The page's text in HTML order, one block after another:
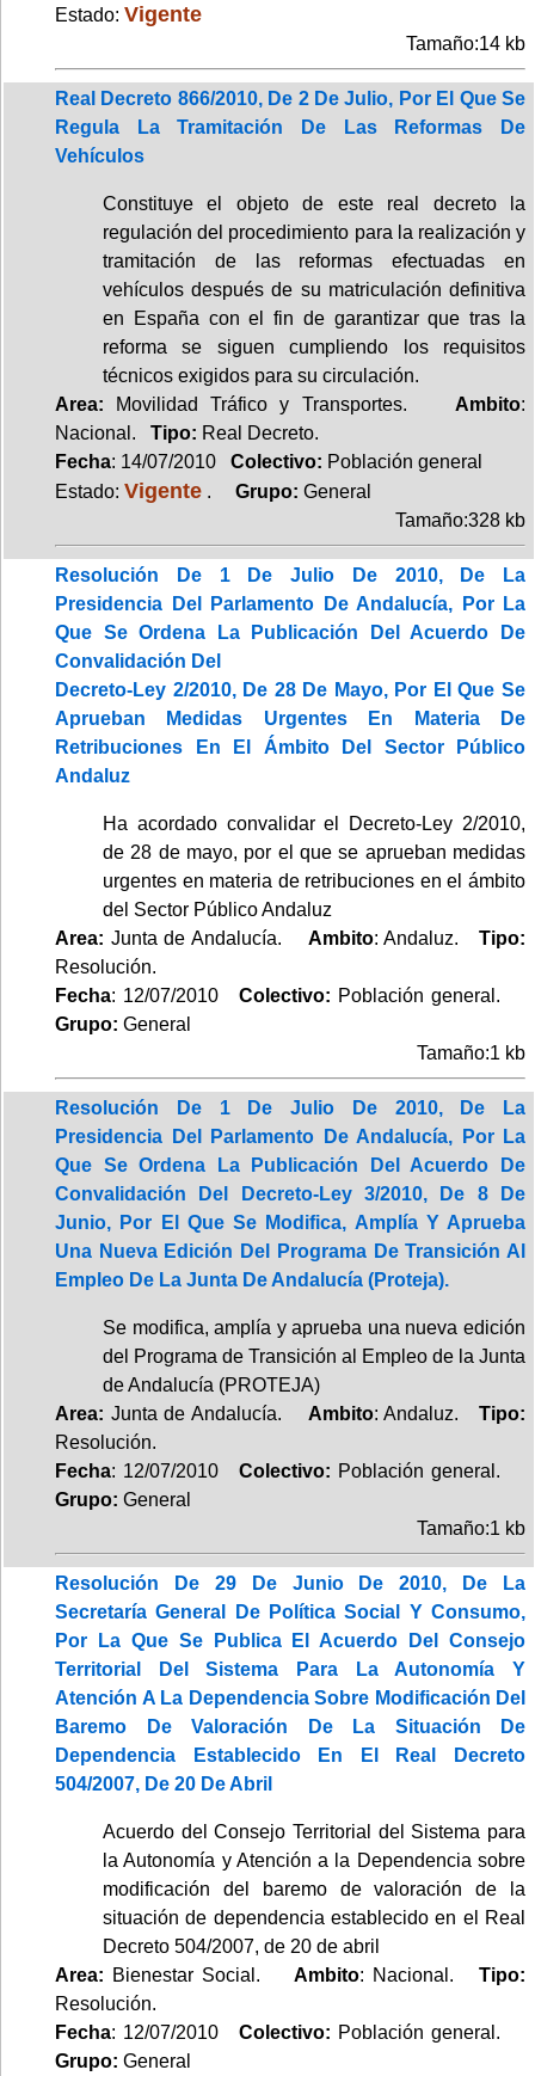
Estado: Vigente
Tamaño:14 kb
Real Decreto 866/2010, De 2 De Julio, Por El Que Se
Regula La Tramitación De Las Reformas De
Vehículos
Constituye el objeto de este real decreto la
regulación del procedimiento para la realización y
tramitación de las reformas efectuadas en
vehículos después de su matriculación definitiva
en España con el fin de garantizar que tras la
reforma se siguen cumpliendo los requisitos
técnicos exigidos para su circulación.
Area: Movilidad Tráfico y Transportes. Ambito:
Nacional. Tipo: Real Decreto.
Fecha: 14/07/2010 Colectivo: Población general
Estado: Vigente . Grupo: General
Tamaño:328 kb
Resolución De 1 De Julio De 2010, De La
Presidencia Del Parlamento De Andalucía, Por La
Que Se Ordena La Publicación Del Acuerdo De
Convalidación Del
Decreto-Ley 2/2010, De 28 De Mayo, Por El Que Se
Aprueban Medidas Urgentes En Materia De
Retribuciones En El Ámbito Del Sector Público
Andaluz
Ha acordado convalidar el Decreto-Ley 2/2010,
de 28 de mayo, por el que se aprueban medidas
urgentes en materia de retribuciones en el ámbito
del Sector Público Andaluz
Area: Junta de Andalucía. Ambito: Andaluz.Tipo:
Resolución.
Fecha: 12/07/2010Colectivo: Población general.
Grupo: General
Tamaño:1 kb
Resolución De 1 De Julio De 2010, De La
Presidencia Del Parlamento De Andalucía, Por La
Que Se Ordena La Publicación Del Acuerdo De
Convalidación Del Decreto-Ley 3/2010, De 8 De
Junio, Por El Que Se Modifica, Amplía Y Aprueba
Una Nueva Edición Del Programa De Transición Al
Empleo De La Junta De Andalucía (Proteja).
Se modifica, amplía y aprueba una nueva edición
del Programa de Transición al Empleo de la Junta
de Andalucía (PROTEJA)
Area: Junta de Andalucía. Ambito: Andaluz.Tipo:
Resolución.
Fecha: 12/07/2010Colectivo: Población general.
Grupo: General
Tamaño:1 kb
Resolución De 29 De Junio De 2010, De La
Secretaría General De Política Social Y Consumo,
Por La Que Se Publica El Acuerdo Del Consejo
Territorial Del Sistema Para La Autonomía Y
Atención A La Dependencia Sobre Modificación Del
Baremo De Valoración De La Situación De
Dependencia Establecido En El Real Decreto
504/2007, De 20 De Abril
Acuerdo del Consejo Territorial del Sistema para
la Autonomía y Atención a la Dependencia sobre
modificación del baremo de valoración de la
situación de dependencia establecido en el Real
Decreto 504/2007, de 20 de abril
Area: Bienestar Social. Ambito: Nacional. Tipo:
Resolución.
Fecha: 12/07/2010Colectivo: Población general.
Grupo: General